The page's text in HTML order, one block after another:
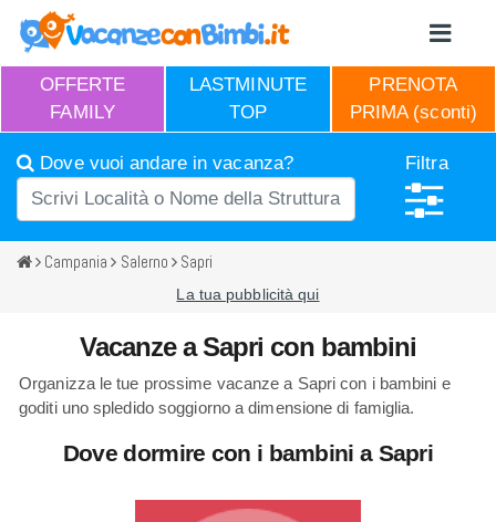
OFFERTE
FAMILY
LASTMINUTE
TOP
PRENOTA
PRIMA (sconti)
Dove vuoi andare in vacanza? Filtra
Campania Salerno Sapri
La tua pubblicità qui
Vacanze a Sapri con bambini
Organizza le tue prossime vacanze a Sapri con i bambini e
goditi uno spledido soggiorno a dimensione di famiglia.
Dove dormire con i bambini a Sapri